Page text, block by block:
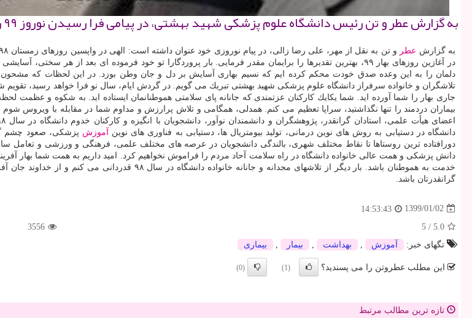
به گزارش عطر و تن رئیس دانشگاه علوم پزشكی شهید بهشتی، در پیامی فرا رسیدن نوروز ۹۹ را تبریك گفت.
به گزارش عطر
در آغازین روزهای بهار ۹۹، بهترین تقدیرها را برایمان مقدر فرمایی. بار پروردگارا تو خود فرموده ای بعد از
دلمان را به این وعده صدق خودت محكم كرده ایم كه نسیم بهاری آسایش بر دل و جان وطن بوزد. در این لحظات كه مشحون
تلاشگران و خانواده سرفراز دانشگاه علوم پزشكی شهید بهشتی تبریك می گویم. در گردش ایام، سال نو فرا خواهد رسید،
جاری بهار را شما آورده اید. شما یكایك كاركنان عزتمندی كه جانانه پای سلامتی هموطنانمان ایستاده اید. به شكوه و
بیماران دردمند را تنها نگذاشتید، سراپا تعظیم می كنم. همدلی، همگامی و تلاش پرارزش و مداوم شما در مقابله با ویروس
دانشگاه در دستیابی به روش های نوین درمانی، تولید بیومتریال ها، دستیابی به فناوری های نوین آموزش پزشكی، صعود چشم
دورافتاده ترین روستاها تا نقاط مختلف شهری، بالندگی دانشجویان در عرصه های مختلف علمی، فرهنگی و ورزشی و تعامل
دانش پزشكی و همت عالی خانواده دانشگاه در راه سلامت آحاد مردم را فراموش نخواهیم كرد. امید داریم به همت شما بهار
گرانقدرتان باشد.
1399/01/02
14:53:43
5.0
/
5
3556
تگهای خبر:
آموزش , بهداشت , بیمار , بیماری
این مطلب عطروتن را می پسندید؟ (1)
(0)
تازه ترین مطالب مرتبط